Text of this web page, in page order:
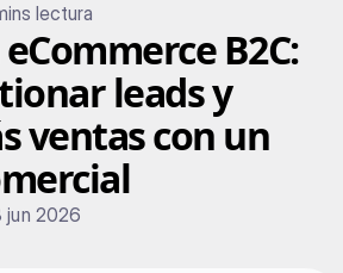
lectura
B2C:
leads y
ventas con un
jun 2026